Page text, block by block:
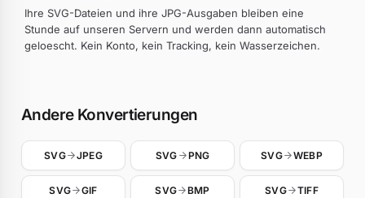
Ihre SVG-Dateien und ihre JPG-Ausgaben bleiben eine
Stunde auf unseren Servern und werden dann automatisch
geloescht. Kein Konto, kein Tracking, kein Wasserzeichen.
Andere Konvertierungen
SVG JPEG SVG PNG SVG WEBP
SVG GIF SVG BMP SVG TIFF